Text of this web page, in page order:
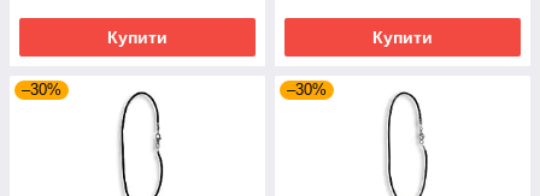
Купити Купити
–30% –30%